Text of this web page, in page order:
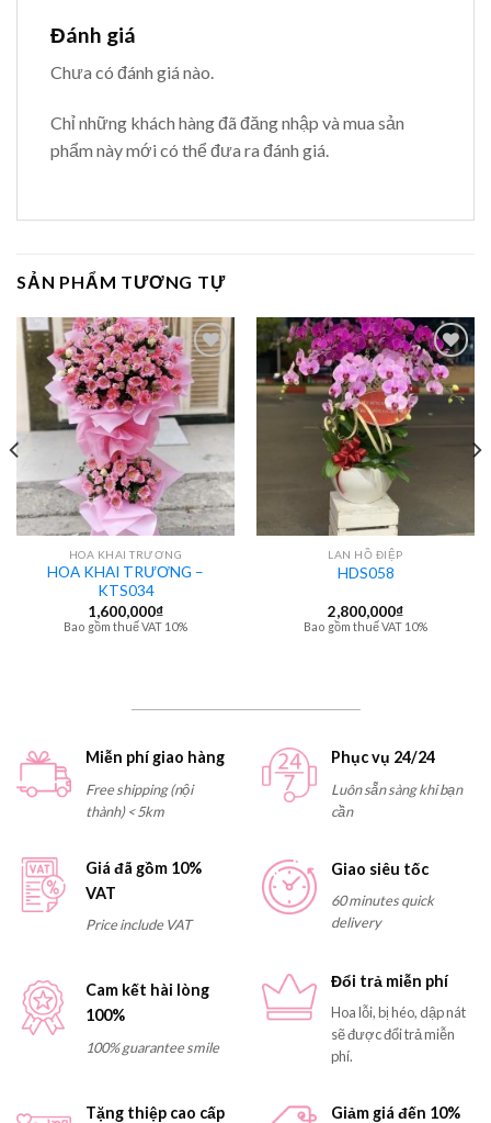
Đánh giá
Chưa có đánh giá nào.
Chỉ những khách hàng đã đăng nhập và mua sản
phẩm này mới có thể đưa ra đánh giá.
SẢN PHẨM TƯƠNG TỰ
HOA KHAI TRƯƠNG
HOA KHAI TRƯƠNG –
KTS034
1,600,000₫
Bao gồm thuế VAT 10%
LAN HỒ ĐIỆP
HDS058
2,800,000₫
Bao gồm thuế VAT 10%
Miễn phí giao hàng
Free shipping (nội
thành) < 5km
Phục vụ 24/24
Luôn sẵn sàng khi bạn
cần
Giá đã gồm 10%
VAT
Price include VAT
Giao siêu tốc
60 minutes quick
delivery
Cam kết hài lòng
100%
100% guarantee smile
Đổi trả miễn phí
Hoa lỗi, bị héo, dập nát
sẽ được đổi trả miễn
phí.
Tặng thiệp cao cấp Giảm giá đến 10%